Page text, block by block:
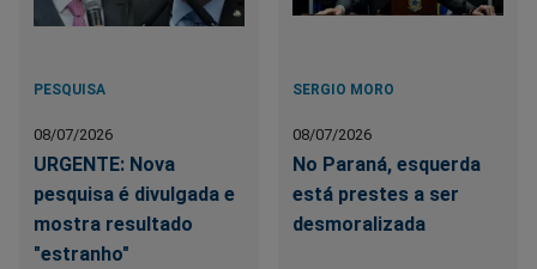
PESQUISA
08/07/2026
URGENTE: Nova
pesquisa é divulgada e
mostra resultado
"estranho"
SERGIO MORO
08/07/2026
No Paraná, esquerda
está prestes a ser
desmoralizada